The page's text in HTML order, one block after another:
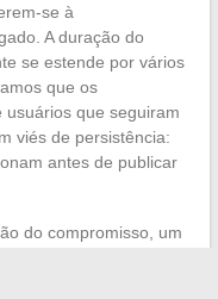
se à
A duração do
se estende por vários
que os
que seguiram
viés de persistência:
antes de publicar
do compromisso, um